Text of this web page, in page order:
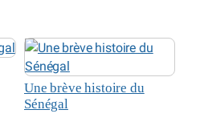
Une brève histoire du
Sénégal